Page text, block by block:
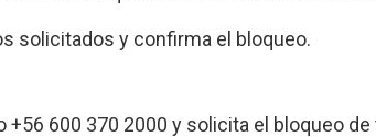
solicitados y confirma el bloqueo.
+56 600 370 2000 y solicita el bloqueo